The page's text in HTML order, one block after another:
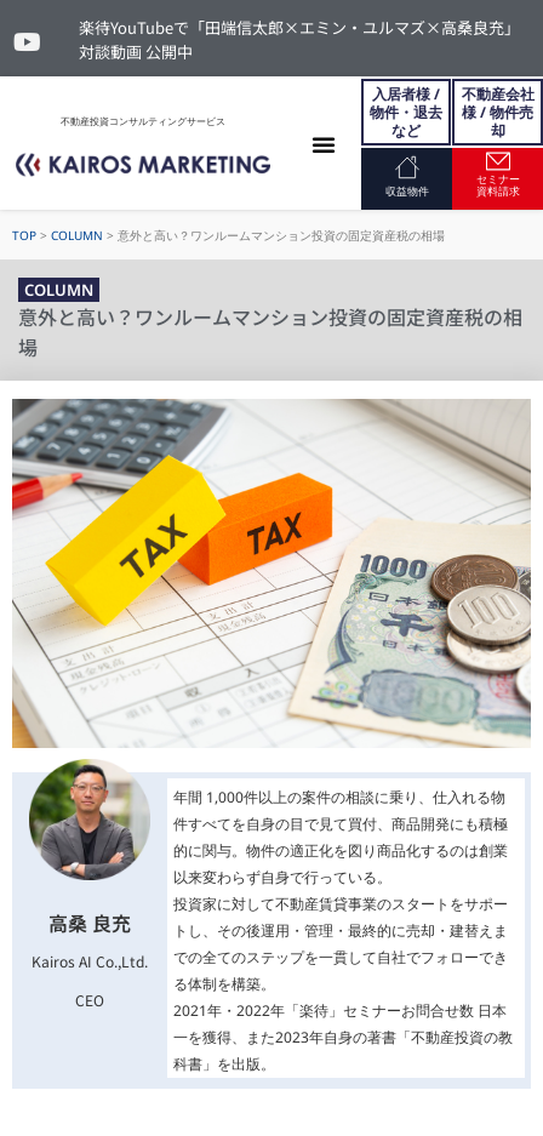
楽待YouTubeで「田端信太郎×エミン・ユルマズ×高桑良充」
対談動画 公開中
不動産投資コンサルティングサービス
入居者様 /
物件・退去
など
不動産会社
様 / 物件売
却
収益物件
セミナー
資料請求
TOP > COLUMN > 意外と高い？ワンルームマンション投資の固定資産税の相場
COLUMN
意外と高い？ワンルームマンション投資の固定資産税の相
場
高桑 良充
Kairos AI Co.,Ltd.
CEO
年間 1,000件以上の案件の相談に乗り、仕入れる物
件すべてを自身の目で見て買付、商品開発にも積極
的に関与。物件の適正化を図り商品化するのは創業
以来変わらず自身で行っている。
投資家に対して不動産賃貸事業のスタートをサポー
トし、その後運用・管理・最終的に売却・建替えま
での全てのステップを一貫して自社でフォローでき
る体制を構築。
2021年・2022年「楽待」セミナーお問合せ数 日本
一を獲得、また2023年自身の著書「不動産投資の教
科書」を出版。